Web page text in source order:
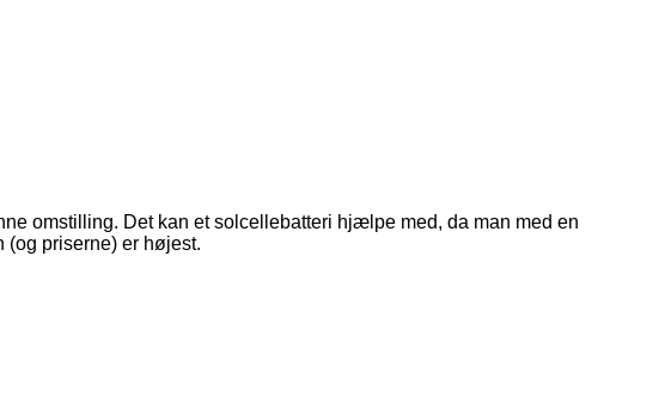
omstilling. Det kan et solcellebatteri hjælpe med, da man med en
(og priserne) er højest.